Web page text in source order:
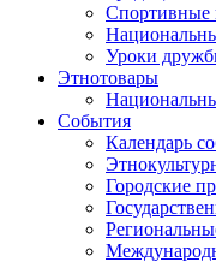
Спортивные
Уроки
Этнотовары
События
Календарь
Городские